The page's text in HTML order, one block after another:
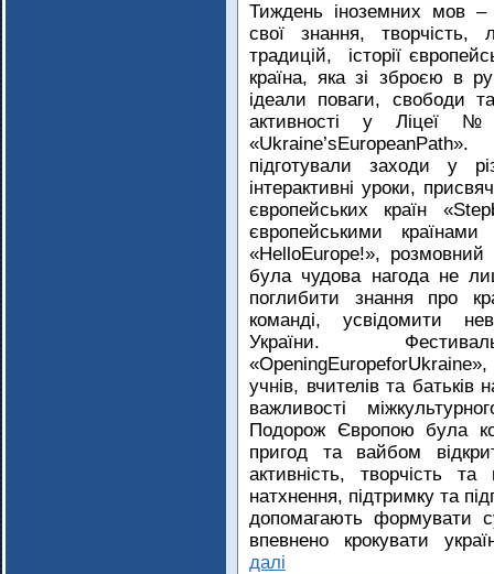
Тиждень іноземних мов –
свої знання,
традицій, історії
країна, яка зі зброєю в
ідеали поваги, свободи
активності у Ліцеї
підготували заходи у
інтерактивні уроки,
європейських країн
європейськими
«HelloEurope!»,
була чудова нагода не
поглибити знання про
команді, усвідомити
України.
учнів, вчителів та батьків
важливості
Подорож Європою була
пригод та вайбом
активність, творчість
натхнення, підтримку та
допомагають формувати
впевнено крокувати
далі